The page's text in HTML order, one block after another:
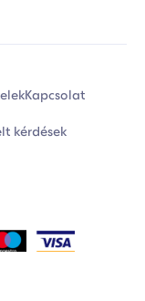
Kapcsolat
kérdések